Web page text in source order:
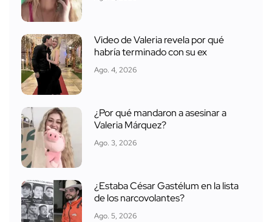
Video de Valeria revela por qué
habría terminado con su ex
Ago. 4, 2026
¿Por qué mandaron a asesinar a
Valeria Márquez?
Ago. 3, 2026
¿Estaba César Gastélum en la lista
de los narcovolantes?
Ago. 5, 2026